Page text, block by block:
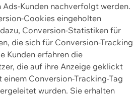
Kunden nachverfolgt werden.
Cookies eingeholten
Conversion-Statistiken für
die sich für Conversion-Tracking
Kunden erfahren die
die auf ihre Anzeige geklickt
einem Conversion-Tracking-Tag
wurden. Sie erhalten